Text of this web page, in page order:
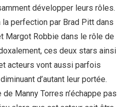
développer leurs rôles.
la perfection par Brad Pitt dans
Margot Robbie dans le rôle de
ces deux stars ainsi
acteurs vont aussi parfois
d’autant leur portée.
Manny Torres n’échappe pas